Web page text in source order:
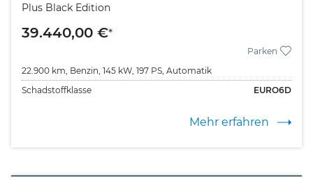
Plus Black Edition
39.440,00 €*
Parken
22.900 km, Benzin, 145 kW, 197 PS, Automatik
Schadstoffklasse
EURO6D
Mehr erfahren